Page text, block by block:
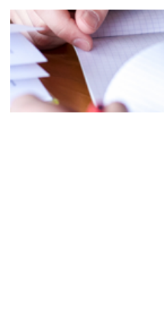
室，召开“1→0”重大工程基
技术研究所所长胡林平、中
雷、中国航天科技五院西安
究院西安分院总体部书记周